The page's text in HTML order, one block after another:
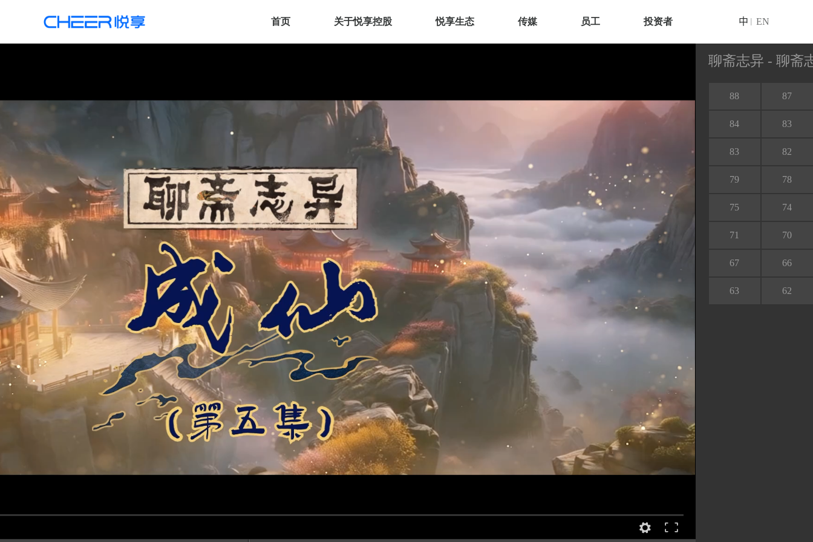
首页 关于悦享控股 悦享生态 传媒 员工 投资者 中 EN
聊斋志异 - 聊斋
88 87
84 83
83 82
79 78
75 74
71 70
67 66
63 62